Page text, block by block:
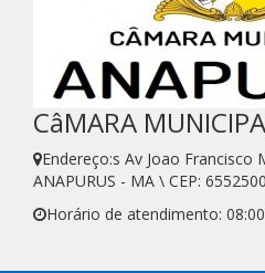
CâMARA
Endereço:s Av Joao
ANAPURUS - MA \ CEP:
Horário de atendimento: